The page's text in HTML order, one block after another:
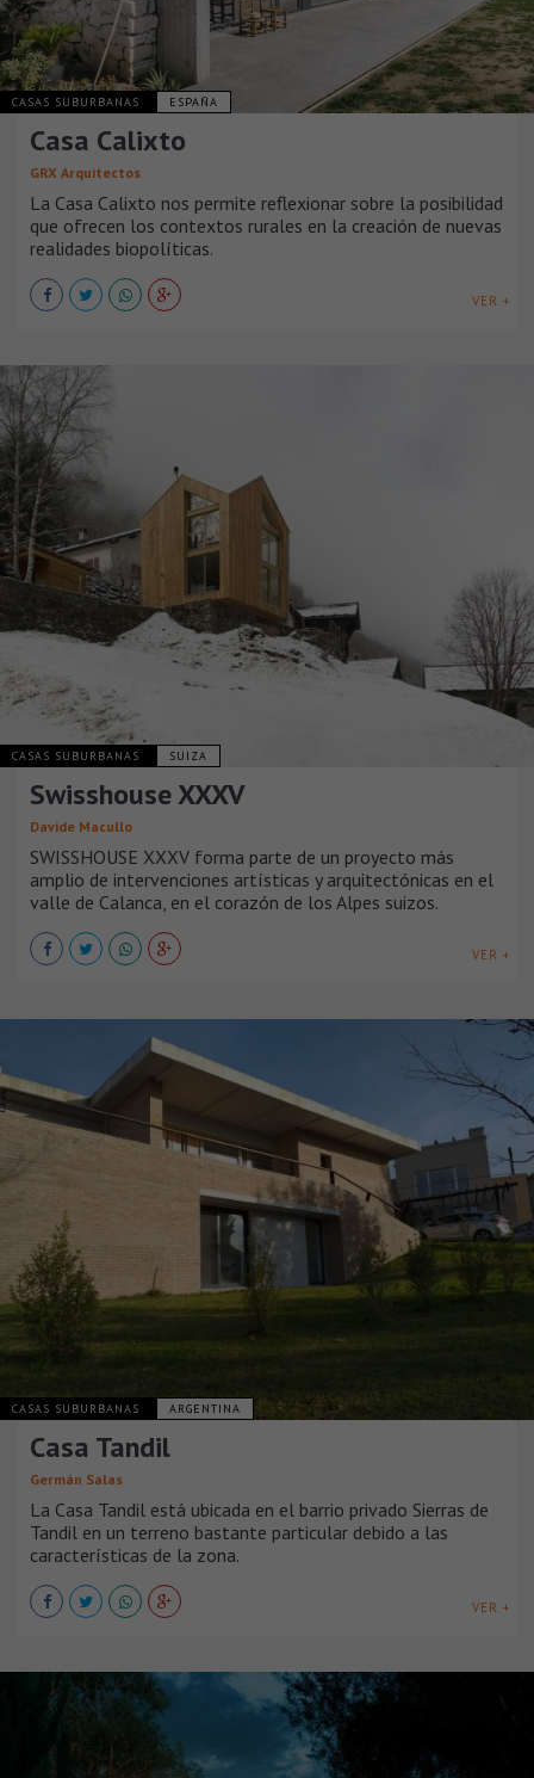
CASAS SUBURBANAS ESPAÑA
Casa Calixto
GRX Arquitectos
La Casa Calixto nos permite reflexionar sobre la posibilidad
que ofrecen los contextos rurales en la creación de nuevas
realidades biopolíticas.
VER +
CASAS SUBURBANAS SUIZA
Swisshouse XXXV
Davide Macullo
SWISSHOUSE XXXV forma parte de un proyecto más
amplio de intervenciones artísticas y arquitectónicas en el
valle de Calanca, en el corazón de los Alpes suizos.
VER +
CASAS SUBURBANAS ARGENTINA
Casa Tandil
Germán Salas
La Casa Tandil está ubicada en el barrio privado Sierras de
Tandil en un terreno bastante particular debido a las
características de la zona.
VER +